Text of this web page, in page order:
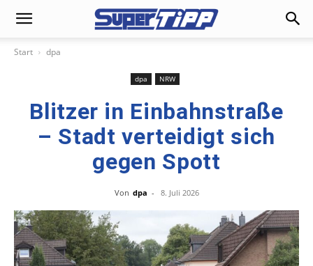
Start dpa
dpa NRW
Blitzer in Einbahnstraße
– Stadt verteidigt sich
gegen Spott
Von dpa - 8. Juli 2026